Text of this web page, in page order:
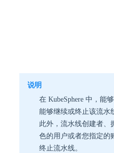
说明
在 KubeSphere 中，能
能够继续或终止该流水
此外，流水线创建者、
色的用户或者您指定的
终止流水线。